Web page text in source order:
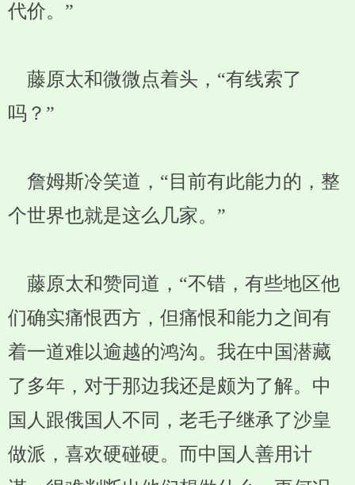
代价。”
藤原太和微微点着头，“有线索了
吗？”
詹姆斯冷笑道，“目前有此能力的，整
个世界也就是这么几家。”
藤原太和赞同道，“不错，有些地区他
们确实痛恨西方，但痛恨和能力之间有
着一道难以逾越的鸿沟。我在中国潜藏
了多年，对于那边我还是颇为了解。中
国人跟俄国人不同，老毛子继承了沙皇
做派，喜欢硬碰硬。而中国人善用计